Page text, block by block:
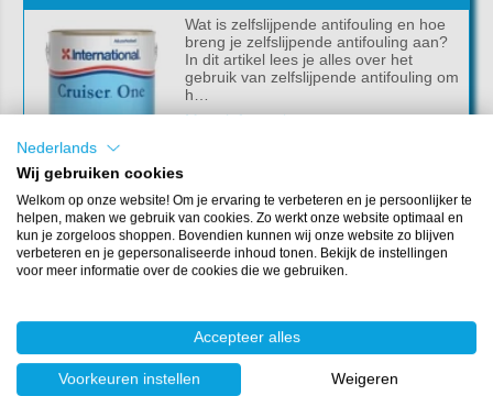
Wat is zelfslijpende antifouling en hoe
breng je zelfslijpende antifouling aan?
In dit artikel lees je alles over het
gebruik van zelfslijpende antifouling om
h…
Meer informatie
Hoe verwijder je snel verf van staal of polyester?
Hoe verwijder je snel verf of antifouling
van staal, metaal of polyester? Een
goede vraag vinden wij. Want soms wil
Meer informatie
Nederlands
Wij gebruiken cookies
Welkom op onze website! Om je ervaring te verbeteren en je persoonlijker te
helpen, maken we gebruik van cookies. Zo werkt onze website optimaal en
kun je zorgeloos shoppen. Bovendien kunnen wij onze website zo blijven
verbeteren en je gepersonaliseerde inhoud tonen. Bekijk de instellingen
voor meer informatie over de cookies die we gebruiken.
Accepteer alles
Voorkeuren instellen Weigeren